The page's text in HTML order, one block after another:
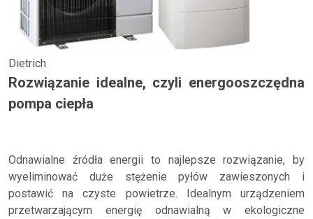
Dietrich
Rozwiązanie idealne, czyli energooszczędna
pompa ciepła
Odnawialne źródła energii to najlepsze rozwiązanie, by
wyeliminować duże stężenie pyłów zawieszonych i
postawić na czyste powietrze. Idealnym urządzeniem
przetwarzającym energię odnawialną w ekologiczne